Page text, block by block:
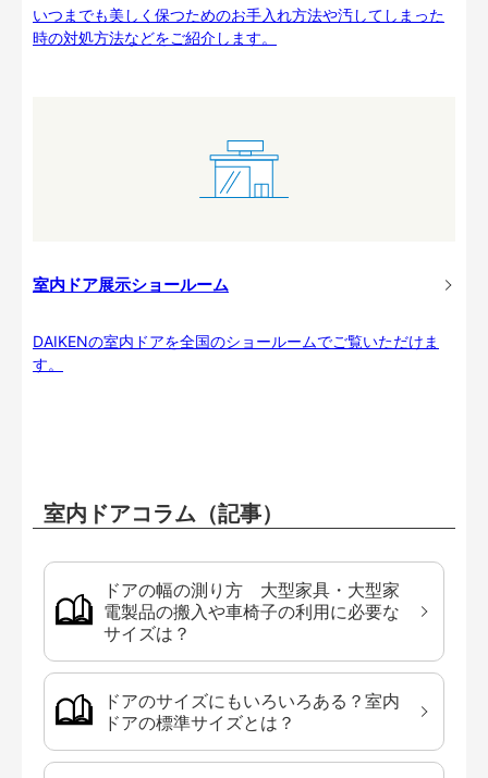
いつまでも美しく保つためのお手入れ方法や汚してしまった
時の対処方法などをご紹介します。
室内ドア展示ショールーム
DAIKENの室内ドアを全国のショールームでご覧いただけま
す。
室内ドアコラム（記事）
ドアの幅の測り方 大型家具・大型家
電製品の搬入や車椅子の利用に必要な
サイズは？
ドアのサイズにもいろいろある？室内
ドアの標準サイズとは？